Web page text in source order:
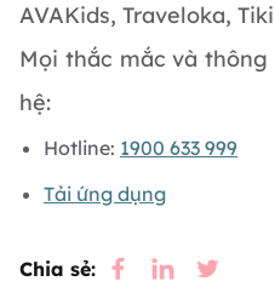
AVAKids, Traveloka,
Mọi thắc mắc và
hệ:
Hotline: 1900 633 999
Tải ứng dụng
Chia sẻ: